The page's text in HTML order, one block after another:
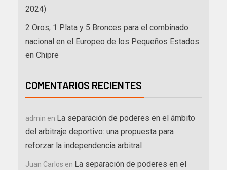
2024)
2 Oros, 1 Plata y 5 Bronces para el combinado
nacional en el Europeo de los Pequeños Estados
en Chipre
COMENTARIOS RECIENTES
admin en La separación de poderes en el ámbito
del arbitraje deportivo: una propuesta para
reforzar la independencia arbitral
Juan Carlos en La separación de poderes en el